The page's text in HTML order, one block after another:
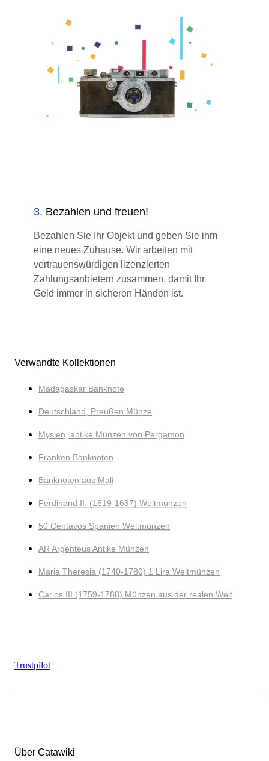
3. Bezahlen und freuen!
Bezahlen Sie Ihr Objekt und geben Sie ihm
eine neues Zuhause. Wir arbeiten mit
vertrauenswürdigen lizenzierten
Zahlungsanbietern zusammen, damit Ihr
Geld immer in sicheren Händen ist.
Verwandte Kollektionen
Madagaskar Banknote
Deutschland, Preußen Münze
Mysien, antike Münzen von Pergamon
Franken Banknoten
Banknoten aus Mali
Ferdinand II. (1619-1637) Weltmünzen
50 Centavos Spanien Weltmünzen
AR Argenteus Antike Münzen
Maria Theresia (1740-1780) 1 Lira Weltmünzen
Carlos III (1759-1788) Münzen aus der realen Welt
Trustpilot
Über Catawiki